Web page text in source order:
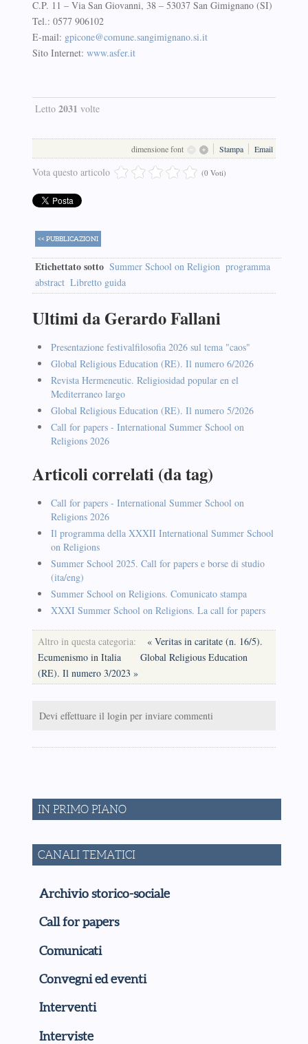
C.P. 11 – Via San Giovanni, 38 – 53037 San Gimignano (SI)
Tel.: 0577 906102
E-mail: gpicone@comune.sangimignano.si.it
Sito Internet: www.asfer.it
Letto 2031 volte
dimensione font Stampa Email
Vota questo articolo (0 Voti)
<< PUBBLICAZIONI
Etichettato sotto Summer School on Religion programma
abstract Libretto guida
Ultimi da Gerardo Fallani
Presentazione festivalfilosofia 2026 sul tema "caos"
Global Religious Education (RE). Il numero 6/2026
Revista Hermeneutic. Religiosidad popular en el
Mediterraneo largo
Global Religious Education (RE). Il numero 5/2026
Call for papers - International Summer School on
Religions 2026
Articoli correlati (da tag)
Call for papers - International Summer School on
Religions 2026
Il programma della XXXII International Summer School
on Religions
Summer School 2025. Call for papers e borse di studio
(ita/eng)
Summer School on Religions. Comunicato stampa
XXXI Summer School on Religions. La call for papers
Altro in questa categoria:
« Veritas in caritate (n. 16/5).
Ecumenismo in Italia
Global Religious Education
(RE). Il numero 3/2023 »
Devi effettuare il login per inviare commenti
IN PRIMO PIANO
CANALI TEMATICI
Archivio storico-sociale
Call for papers
Comunicati
Convegni ed eventi
Interventi
Interviste